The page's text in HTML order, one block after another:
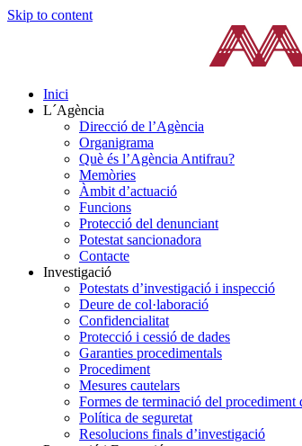
Skip to content
Inici
L´Agència
Direcció de l’Agència
Organigrama
Què és l’Agència Antifrau?
Memòries
Àmbit d’actuació
Funcions
Protecció del denunciant
Potestat sancionadora
Contacte
Investigació
Potestats d’investigació i inspecció
Deure de col·laboració
Confidencialitat
Protecció i cessió de dades
Garanties procedimentals
Procediment
Mesures cautelars
Formes de terminació del procediment
Política de seguretat
Resolucions finals d’investigació